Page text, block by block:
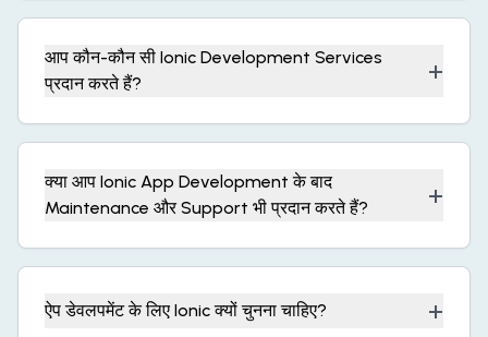
आप कौन-कौन सी Ionic Development Services
प्रदान करते हैं?
+
क्या आप Ionic App Development के बाद
Maintenance और Support भी प्रदान करते हैं?
+
ऐप डेवलपमेंट के लिए Ionic क्यों चुनना चाहिए? +